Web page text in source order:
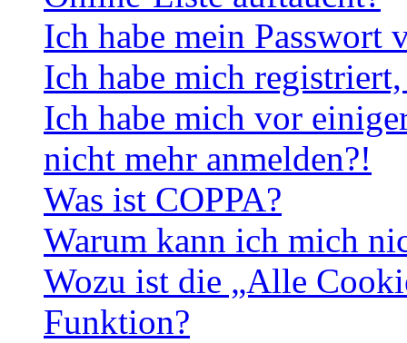
Ich habe mein Passwort
Ich habe mich
Ich habe mich vor
nicht mehr anmelden?!
Was ist COPPA?
Warum kann ich mich
Wozu ist die „Alle
Funktion?